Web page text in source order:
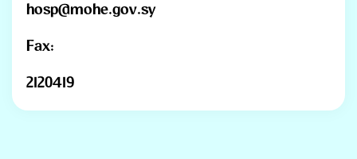
hosp@mohe.gov.sy
Fax:
2120419